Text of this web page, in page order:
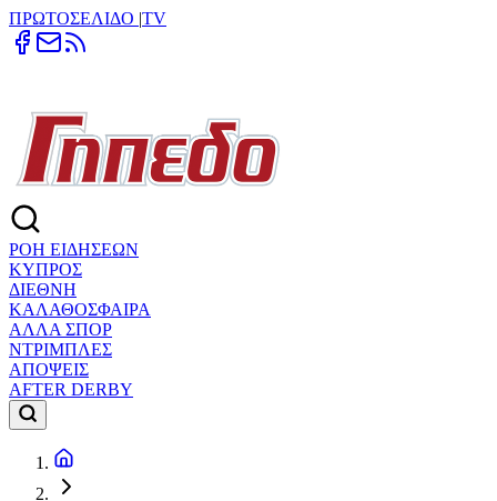
ΠΡΩΤΟΣΕΛΙΔΟ |TV
ΡΟΗ ΕΙΔΗΣΕΩΝ
ΚΥΠΡΟΣ
ΔΙΕΘΝΗ
ΚΑΛΑΘΟΣΦΑΙΡΑ
ΑΛΛΑ ΣΠΟΡ
ΝΤΡΙΜΠΛΕΣ
ΑΠΟΨΕΙΣ
AFTER DERBY